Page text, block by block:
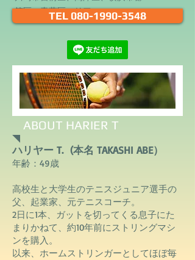
筑区、青葉区エリア
TEL 080-1990-3548
ABOUT HARIER T
ハリヤー T. (本名 TAKASHI ABE）
年齢：49歳
高校生と大学生のテニスジュニア選手の
父、 起業家、元テニスコーチ。
2日に1本、ガットを切ってくる息子にた
まりかねて、約10年前にストリングマシ
ンを購入。
以来、ホームストリンガーとしてほぼ毎